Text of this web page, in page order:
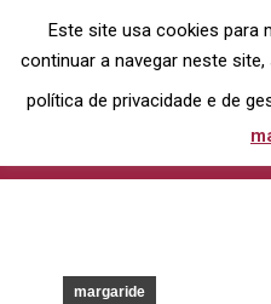
Limpeza de
margaride
Este site usa cookies para
continuar a navegar neste
política de privacidade e de